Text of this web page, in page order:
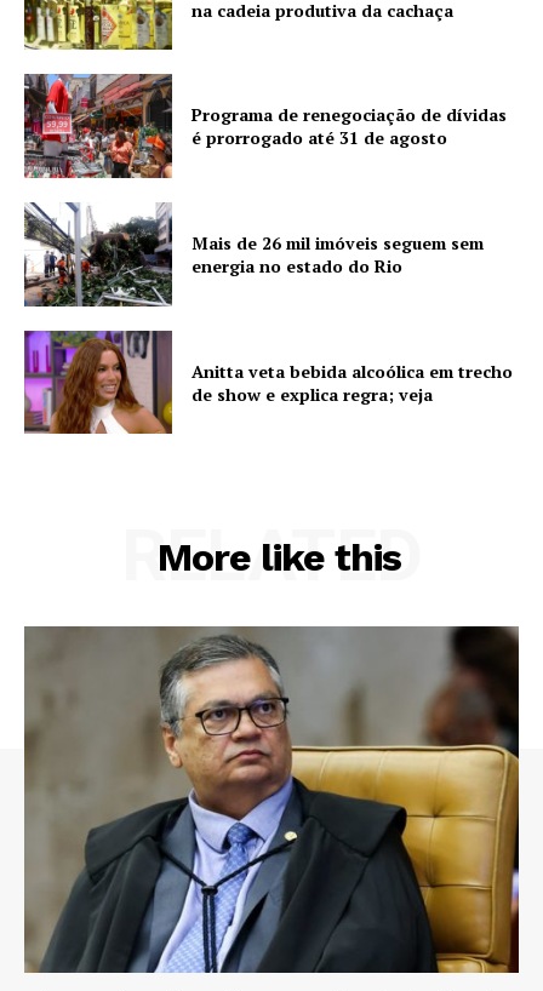
na cadeia produtiva da cachaça
Programa de renegociação de dívidas
é prorrogado até 31 de agosto
Mais de 26 mil imóveis seguem sem
energia no estado do Rio
Anitta veta bebida alcoólica em trecho
de show e explica regra; veja
More like this
RELATED